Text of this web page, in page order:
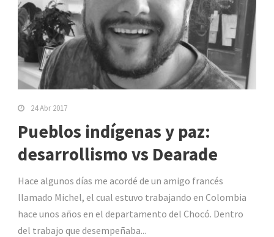
24 Abr 2017
Pueblos indígenas y paz:
desarrollismo vs Dearade
Hace algunos días me acordé de un amigo francés
llamado Michel, el cual estuvo trabajando en Colombia
hace unos años en el departamento del Chocó. Dentro
del trabajo que desempeñaba...